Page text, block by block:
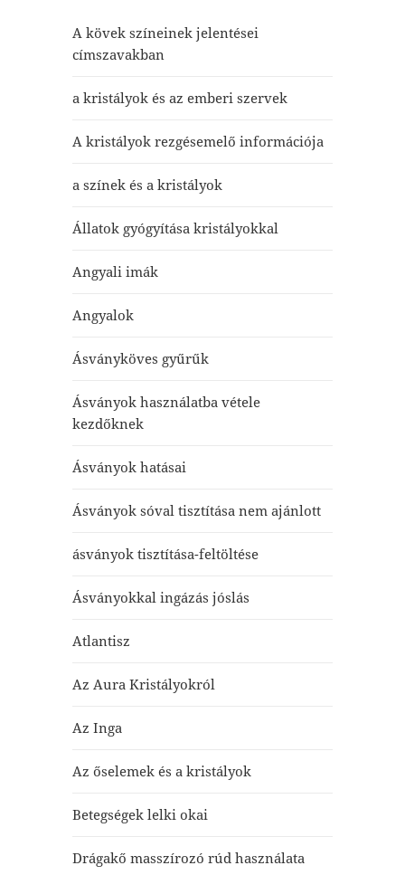
A kövek színeinek jelentései
címszavakban
a kristályok és az emberi szervek
A kristályok rezgésemelő információja
a színek és a kristályok
Állatok gyógyítása kristályokkal
Angyali imák
Angyalok
Ásványköves gyűrűk
Ásványok használatba vétele
kezdőknek
Ásványok hatásai
Ásványok sóval tisztítása nem ajánlott
ásványok tisztítása-feltöltése
Ásványokkal ingázás jóslás
Atlantisz
Az Aura Kristályokról
Az Inga
Az őselemek és a kristályok
Betegségek lelki okai
Drágakő masszírozó rúd használata